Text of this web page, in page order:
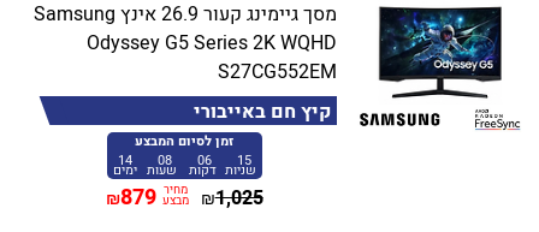
מסך גיימינג קעור 26.9 אינץ Samsung
Odyssey G5 Series 2K WQHD
S27CG552EM
קיץ חם באייבורי
זמן לסיום המבצע
15
שניות 06
דקות 08
שעות 14
ימים
1,025
₪ מחיר
מבצע 879
₪